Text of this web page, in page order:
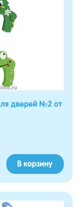
дверей №2 от
В корзину